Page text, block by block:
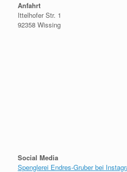
Anfahrt
Ittelhofer Str. 1
92358 Wissing
Social Media
Spenglerei Endres-Gruber bei